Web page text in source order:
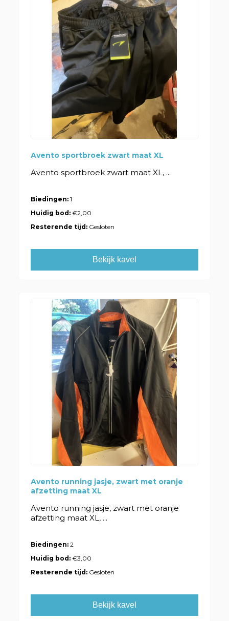
Avento sportbroek zwart maat XL
Avento sportbroek zwart maat XL, ...
Biedingen: 1
Huidig bod:€2,00
Resterende tijd: Gesloten
Bekijk kavel
Avento running jasje, zwart met oranje
afzetting maat XL
Avento running jasje, zwart met oranje
afzetting maat XL, ...
Biedingen: 2
Huidig bod:€3,00
Resterende tijd: Gesloten
Bekijk kavel